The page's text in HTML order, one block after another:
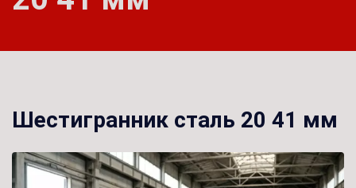
Шестигранник сталь 20 41 мм